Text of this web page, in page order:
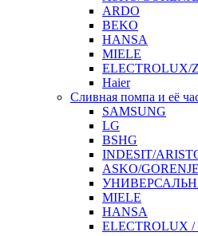
ARDO
BEKO
HANSA
MIELE
ELECTROLUX/
Haier
Сливная помпа и её
SAMSUNG
LG
BSHG
INDESIT/
ASKO/GORENJE
MIELE
HANSA
ELECTROLUX /